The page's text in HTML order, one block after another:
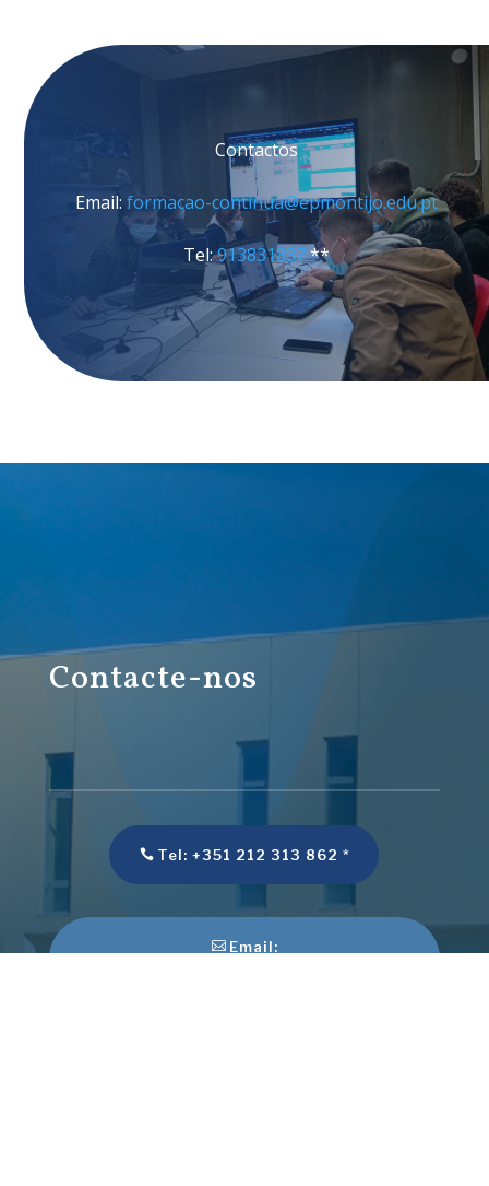
Contactos
Email:formacao-continua@epmontijo.edu.pt
Tel:913831837**
Contacte-nos
Tel: +351 212 313 862 *
Email: